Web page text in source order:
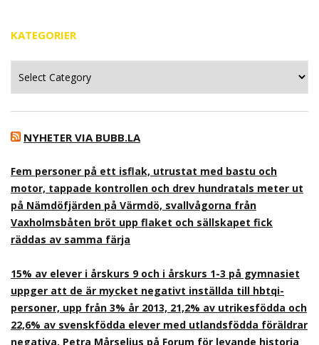
KATEGORIER
NYHETER VIA BUBB.LA
Fem personer på ett isflak, utrustat med bastu och
motor, tappade kontrollen och drev hundratals meter ut
på Nämdöfjärden på Värmdö, svallvågorna från
Vaxholmsbåten bröt upp flaket och sällskapet fick
räddas av samma färja
15% av elever i årskurs 9 och i årskurs 1-3 på gymnasiet
uppger att de är mycket negativt inställda till hbtqi-
personer, upp från 3% år 2013, 21,2% av utrikesfödda och
22,6% av svenskfödda elever med utlandsfödda föräldrar
negativa, Petra Mårselius på Forum för levande historia